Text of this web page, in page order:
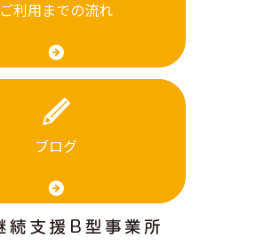
ご利用までの流れ
ブログ